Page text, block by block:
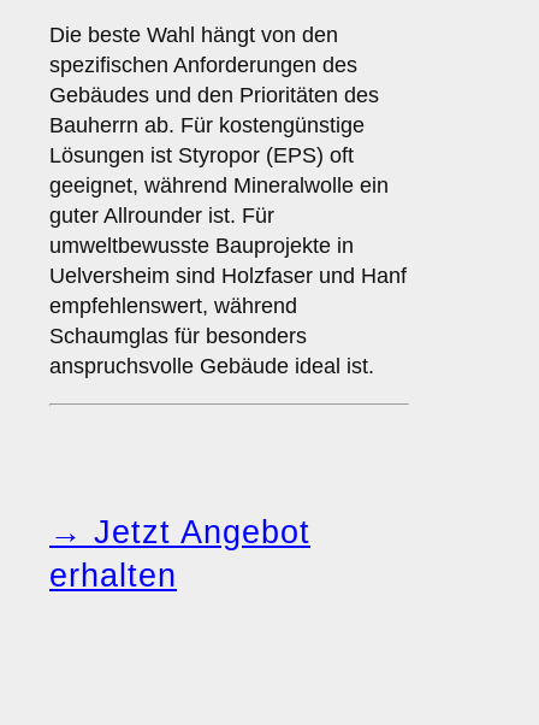
Die beste Wahl hängt von den
spezifischen Anforderungen des
Gebäudes und den Prioritäten des
Bauherrn ab. Für kostengünstige
Lösungen ist Styropor (EPS) oft
geeignet, während Mineralwolle ein
guter Allrounder ist. Für
umweltbewusste Bauprojekte in
Uelversheim sind Holzfaser und Hanf
empfehlenswert, während
Schaumglas für besonders
anspruchsvolle Gebäude ideal ist.
→ Jetzt Angebot
erhalten